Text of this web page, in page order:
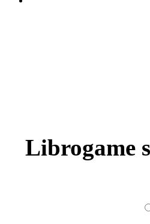
Librogame